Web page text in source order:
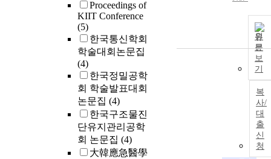
Proceedings of
KIIT Conference
(5)
한국통신학회
학술대회논문집
(4)
한국정밀공학
회 학술발표대회
논문집 (4)
한국구조물진
단유지관리공학
회 논문집 (4)
大韓應急醫學
원
문
보
기
복
사/
대
출
신
청